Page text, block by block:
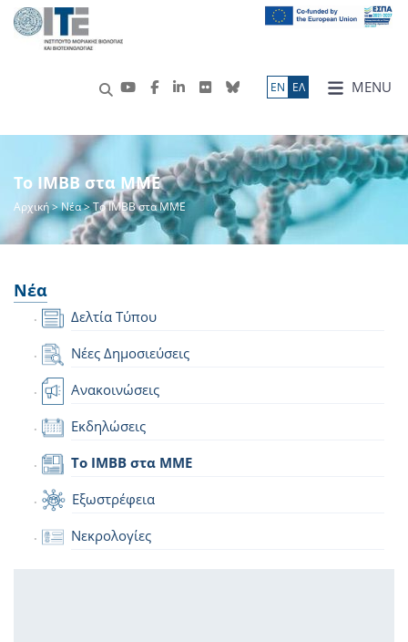
MENU
ΕN ΕΛ
Το IMBB στα ΜΜΕ
Αρχική>Νέα> Το IMBB στα ΜΜΕ
Νέα
Δελτία Τύπου
Νέες Δημοσιεύσεις
Ανακοινώσεις
Εκδηλώσεις
Το IMBB στα ΜΜΕ
Εξωστρέφεια
Νεκρολογίες